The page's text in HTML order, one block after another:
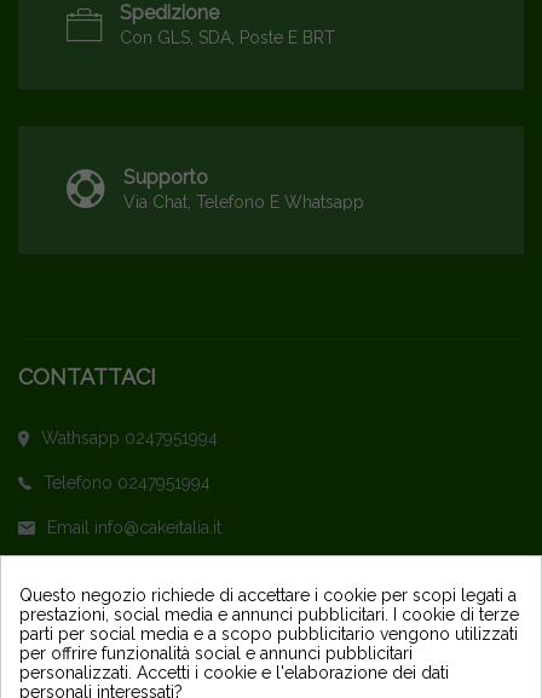
Spedizione
Con GLS, SDA, Poste E BRT
Supporto
Via Chat, Telefono E Whatsapp
CONTATTACI
Wathsapp 0247951994
Telefono 0247951994
Email info@cakeitalia.it
dalle ore 9,30 alle 14 e dalle 15 alle 18
Questo negozio richiede di accettare i cookie per scopi legati a
prestazioni, social media e annunci pubblicitari. I cookie di terze
parti per social media e a scopo pubblicitario vengono utilizzati
per offrire funzionalità social e annunci pubblicitari
personalizzati. Accetti i cookie e l'elaborazione dei dati
personali interessati?